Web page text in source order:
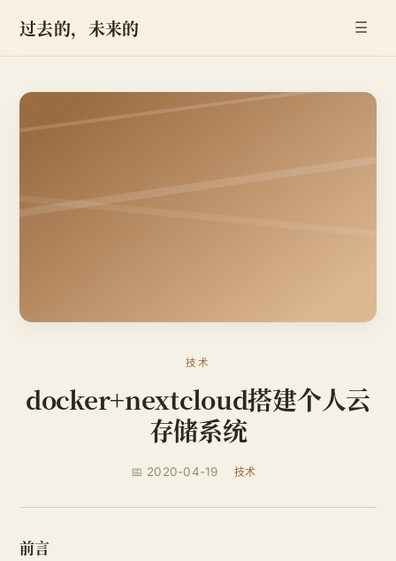
过去的，未来的 ☰
技术
docker+nextcloud搭建个人云
存储系统
📅 2020-04-19 技术
前言